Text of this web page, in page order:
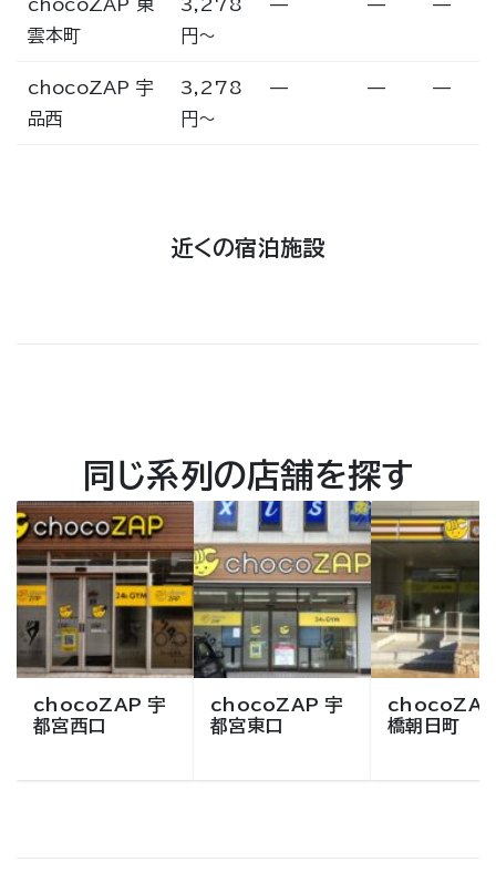
chocoZAP 東
雲本町
3,278
円〜
— — —
chocoZAP 宇
品西
3,278
円〜
— — —
近くの宿泊施設
同じ系列の店舗を探す
chocoZAP 宇
都宮西口
chocoZAP 宇
都宮東口
chocoZAP
橋朝日町